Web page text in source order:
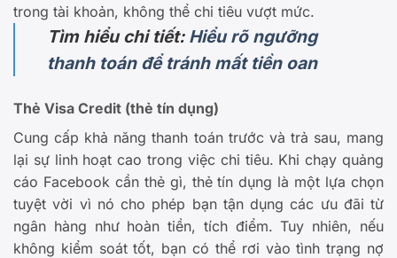
trong tài khoản, không thể chi tiêu vượt mức.
Tìm hiểu chi tiết: Hiểu rõ ngưỡng
thanh toán để tránh mất tiền oan
Thẻ Visa Credit (thẻ tín dụng)
Cung cấp khả năng thanh toán trước và trả sau, mang
lại sự linh hoạt cao trong việc chi tiêu. Khi chạy quảng
cáo Facebook cần thẻ gì, thẻ tín dụng là một lựa chọn
tuyệt vời vì nó cho phép bạn tận dụng các ưu đãi từ
ngân hàng như hoàn tiền, tích điểm. Tuy nhiên, nếu
không kiểm soát tốt, bạn có thể rơi vào tình trạng nợ